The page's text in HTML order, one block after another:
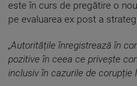
este în curs de pregătire o
pe evaluarea ex post a
„Autoritățile înregistrează în
pozitive în ceea ce privește
inclusiv în cazurile de corupție